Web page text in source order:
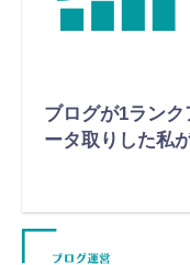
ブログが1ラン
ータ取りした私